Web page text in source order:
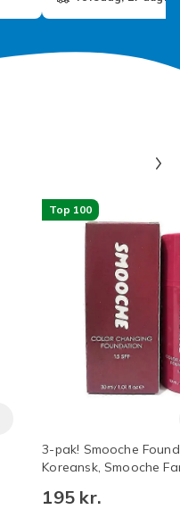
Smooche Koreansk
Top 100
3-pak! Smooche
Koreansk, Smooche
Langtidsholdbar,
195 kr.